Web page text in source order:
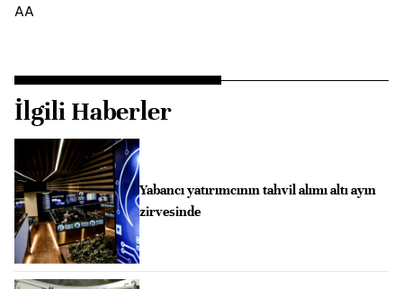
AA
İlgili Haberler
Yabancı yatırımcının tahvil alımı altı ayın
zirvesinde